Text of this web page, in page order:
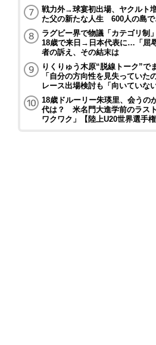
戦力外→球宴初出場、ヤクルト
た父の新たな人生 600人の島で
ラグビー界で物議「カテゴリ制
18歳で来日→日本代表に…「屈
者の訴え、その結末は
りくりゅう木原“脱線トーク”で
「自分の方向性を見失ってい
レース出場検討も「向いていない
18歳ドルーリー朱瑛里、会うの
代は？ 米名門大進学前のラス
ワクワク」【陸上U20世界選手権